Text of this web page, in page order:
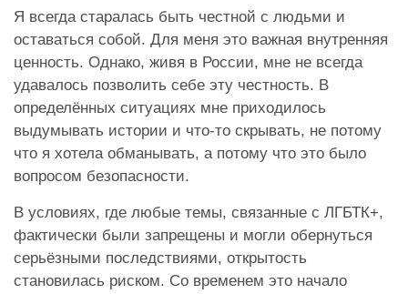
Я всегда старалась быть честной с людьми и
оставаться собой. Для меня это важная внутренняя
ценность. Однако, живя в России, мне не всегда
удавалось позволить себе эту честность. В
определённых ситуациях мне приходилось
выдумывать истории и что-то скрывать, не потому
что я хотела обманывать, а потому что это было
вопросом безопасности.
В условиях, где любые темы, связанные с ЛГБТК+,
фактически были запрещены и могли обернуться
серьёзными последствиями, открытость
становилась риском. Со временем это начало